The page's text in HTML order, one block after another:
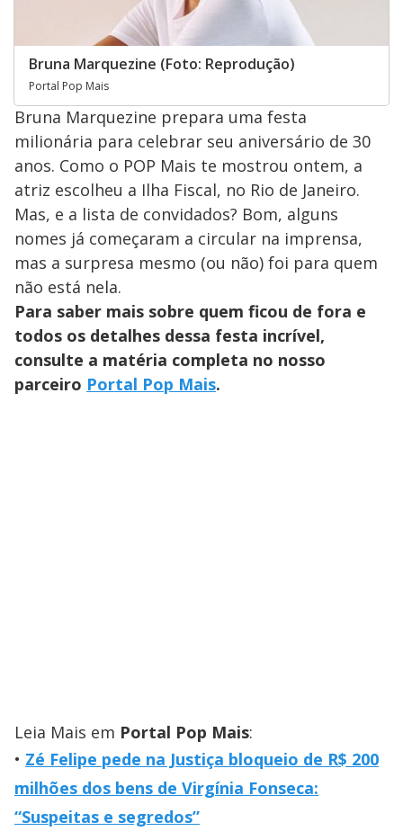
Bruna Marquezine (Foto: Reprodução)
Portal Pop Mais
Bruna Marquezine prepara uma festa
milionária para celebrar seu aniversário de 30
anos. Como o POP Mais te mostrou ontem, a
atriz escolheu a Ilha Fiscal, no Rio de Janeiro.
Mas, e a lista de convidados? Bom, alguns
nomes já começaram a circular na imprensa,
mas a surpresa mesmo (ou não) foi para quem
não está nela.
Para saber mais sobre quem ficou de fora e
todos os detalhes dessa festa incrível,
consulte a matéria completa no nosso
parceiro Portal Pop Mais.
Leia Mais em Portal Pop Mais:
Zé Felipe pede na Justiça bloqueio de R$ 200
milhões dos bens de Virgínia Fonseca:
“Suspeitas e segredos”